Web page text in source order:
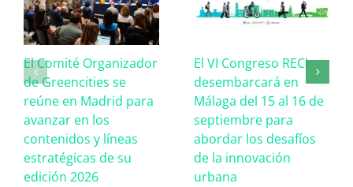
El Comité Organizador
de Greencities se
reúne en Madrid para
avanzar en los
contenidos y líneas
estratégicas de su
edición 2026
El VI Congreso RECI
desembarcará en
Málaga del 15 al 16 de
septiembre para
abordar los desafíos
de la innovación
urbana